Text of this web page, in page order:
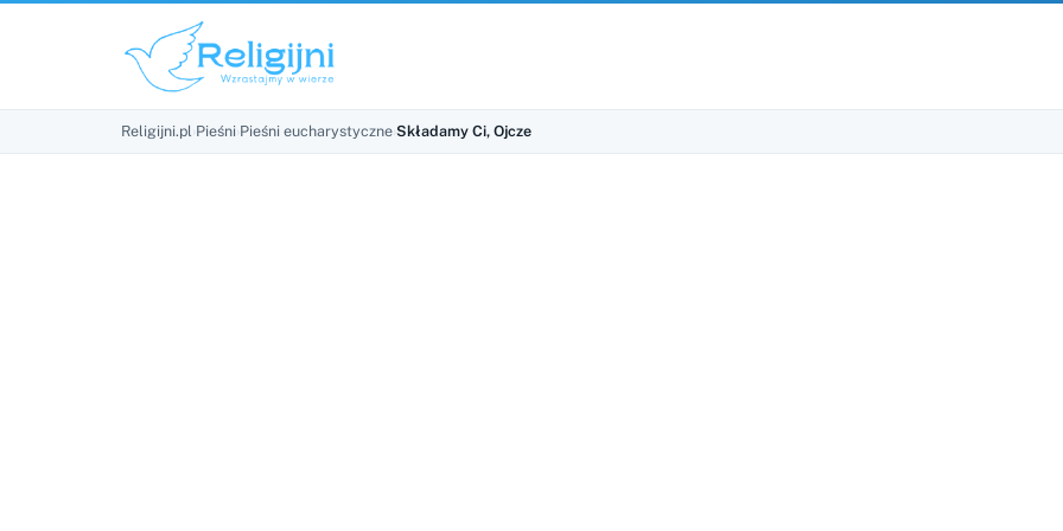
Religijni.pl›Pieśni›Pieśni eucharystyczne›Składamy Ci, Ojcze